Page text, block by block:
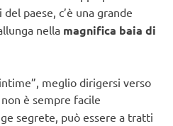
del paese, c’è una grande
nella magnifica baia di
meglio dirigersi verso
è sempre facile
segrete, può essere a tratti